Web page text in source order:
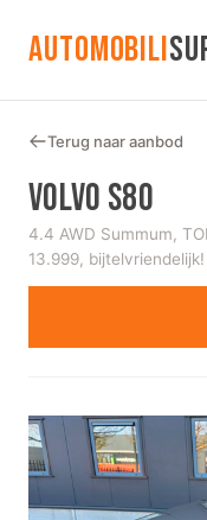
AUTOMOBILI
Terug naar aanbod
VOLVO S80
4.4 AWD Summum,
13.999, bijtelvriendelijk!